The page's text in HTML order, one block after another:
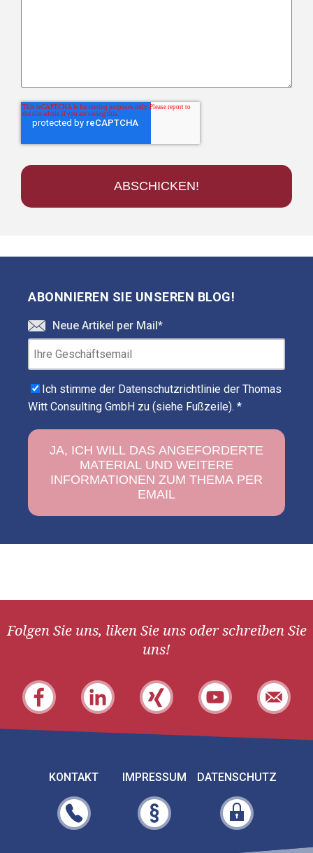
ABONNIEREN SIE UNSEREN BLOG!
Neue Artikel per Mail*
Ich stimme der Datenschutzrichtlinie der Thomas
Witt Consulting GmbH zu (siehe Fußzeile). *
Folgen Sie uns, liken Sie uns oder schreiben Sie
uns!
KONTAKT IMPRESSUM DATENSCHUTZ